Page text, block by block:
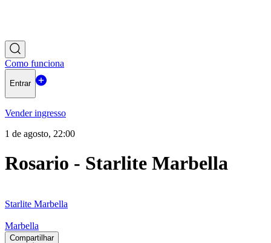
Como funciona
Entrar
Vender ingresso
1 de agosto, 22:00
Rosario - Starlite Marbella
Starlite Marbella
Marbella
Compartilhar